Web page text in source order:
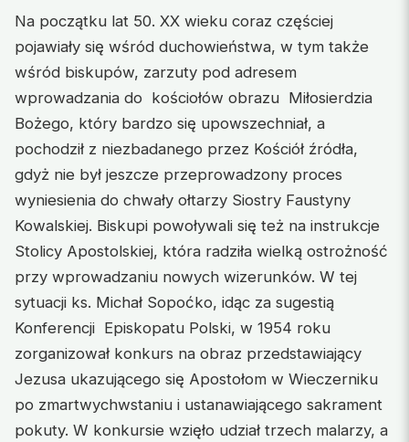
Na początku lat 50. XX wieku coraz częściej
pojawiały się wśród duchowieństwa, w tym także
wśród biskupów, zarzuty pod adresem
wprowadzania do kościołów obrazu Miłosierdzia
Bożego, który bardzo się upowszechniał, a
pochodził z niezbadanego przez Kościół źródła,
gdyż nie był jeszcze przeprowadzony proces
wyniesienia do chwały ołtarzy Siostry Faustyny
Kowalskiej. Biskupi powoływali się też na instrukcje
Stolicy Apostolskiej, która radziła wielką ostrożność
przy wprowadzaniu nowych wizerunków. W tej
sytuacji ks. Michał Sopoćko, idąc za sugestią
Konferencji Episkopatu Polski, w 1954 roku
zorganizował konkurs na obraz przedstawiający
Jezusa ukazującego się Apostołom w Wieczerniku
po zmartwychwstaniu i ustanawiającego sakrament
pokuty. W konkursie wzięło udział trzech malarzy, a